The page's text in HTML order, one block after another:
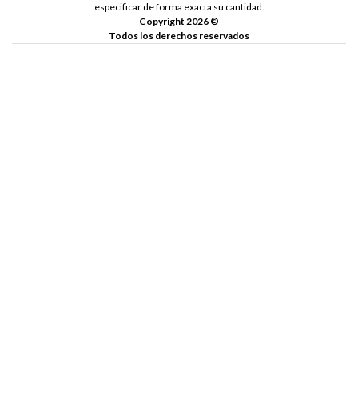
especificar de forma exacta su cantidad.
Copyright 2026 ©
Todos los derechos reservados